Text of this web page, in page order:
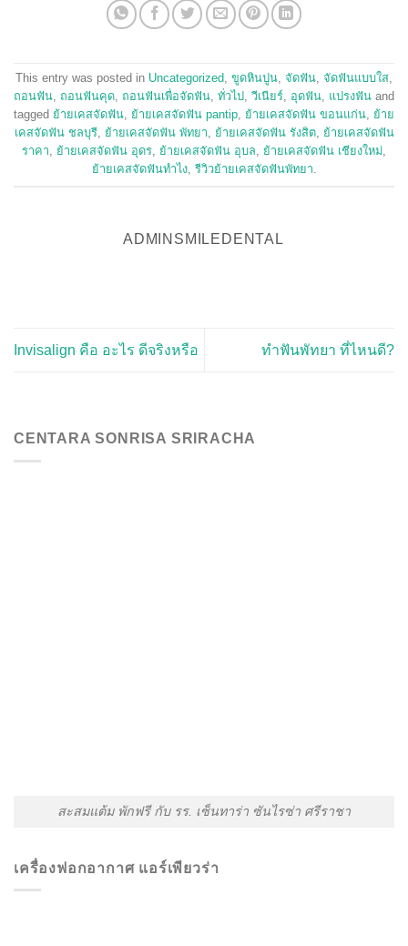
This entry was posted in Uncategorized, ขูดหินปูน, จัดฟัน, จัดฟันแบบใส,
ถอนฟัน, ถอนฟันคุด, ถอนฟันเพื่อจัดฟัน, ทั่วไป, วีเนียร์, อุดฟัน, แปรงฟัน and
tagged ย้ายเคสจัดฟัน, ย้ายเคสจัดฟัน pantip, ย้ายเคสจัดฟัน ขอนแก่น, ย้าย
เคสจัดฟัน ชลบุรี, ย้ายเคสจัดฟัน พัทยา, ย้ายเคสจัดฟัน รังสิต, ย้ายเคสจัดฟัน
ราคา, ย้ายเคสจัดฟัน อุดร, ย้ายเคสจัดฟัน อุบล, ย้ายเคสจัดฟัน เชียงใหม่,
ย้ายเคสจัดฟันทําไง, รีวิวย้ายเคสจัดฟันพัทยา.
ADMINSMILEDENTAL
Invisalign คือ อะไร ดีจริงหรือ ทำฟันพัทยา ที่ไหนดี?
CENTARA SONRISA SRIRACHA
สะสมแต้ม พักฟรี กับ รร. เซ็นทาร่า ซันไรซ่า ศรีราชา
เครื่องฟอกอากาศ แอร์เพียวร่า